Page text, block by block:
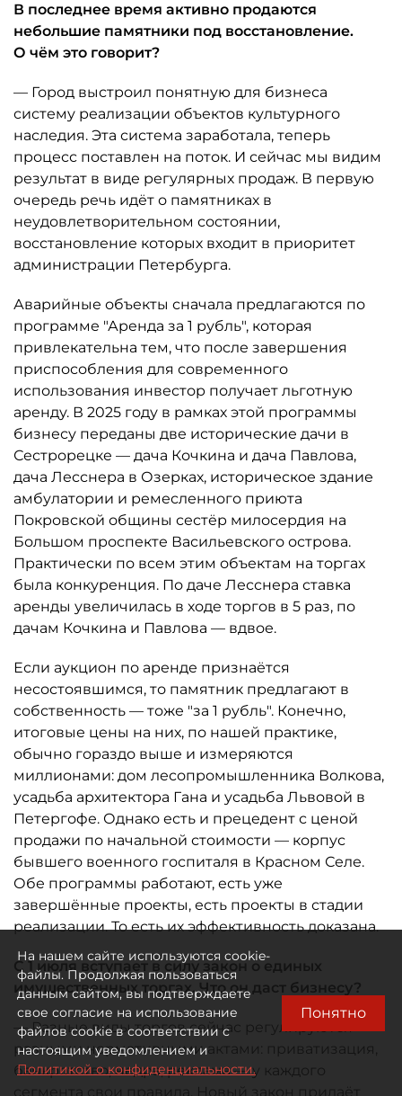
В последнее время активно продаются
небольшие памятники под восстановление.
О чём это говорит?
— Город выстроил понятную для бизнеса
систему реализации объектов культурного
наследия. Эта система заработала, теперь
процесс поставлен на поток. И сейчас мы видим
результат в виде регулярных продаж. В первую
очередь речь идёт о памятниках в
неудовлетворительном состоянии,
восстановление которых входит в приоритет
администрации Петербурга.
Аварийные объекты сначала предлагаются по
программе "Аренда за 1 рубль", которая
привлекательна тем, что после завершения
приспособления для современного
использования инвестор получает льготную
аренду. В 2025 году в рамках этой программы
бизнесу переданы две исторические дачи в
Сестрорецке — дача Кочкина и дача Павлова,
дача Лесснера в Озерках, историческое здание
амбулатории и ремесленного приюта
Покровской общины сестёр милосердия на
Большом проспекте Васильевского острова.
Практически по всем этим объектам на торгах
была конкуренция. По даче Лесснера ставка
аренды увеличилась в ходе торгов в 5 раз, по
дачам Кочкина и Павлова — вдвое.
Если аукцион по аренде признаётся
несостоявшимся, то памятник предлагают в
собственность — тоже "за 1 рубль". Конечно,
итоговые цены на них, по нашей практике,
обычно гораздо выше и измеряются
миллионами: дом лесопромышленника Волкова,
усадьба архитектора Гана и усадьба Львовой в
Петергофе. Однако есть и прецедент с ценой
продажи по начальной стоимости — корпус
бывшего военного госпиталя в Красном Селе.
Обе программы работают, есть уже
завершённые проекты, есть проекты в стадии
реализации. То есть их эффективность доказана.
С 1 июля вступает в силу закон о единых
имущественных торгах. Что он даст бизнесу?
— Разные виды торгов сейчас регулируются
разными нормативными актами: приватизация,
банкротство, недра, реклама — у каждого
сегмента свои правила. Новый закон придаёт
На нашем сайте используются cookie-
файлы. Продолжая пользоваться
данным сайтом, вы подтверждаете
свое согласие на использование
файлов cookie в соответствии с
настоящим уведомлением и
Политикой о конфиденциальности.
Понятно